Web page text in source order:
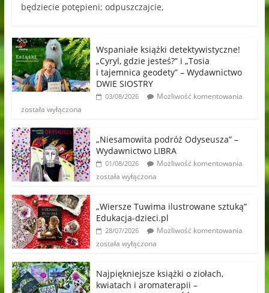
będziecie potępieni; odpuszczajcie,
Wspaniałe książki detektywistyczne!
„Cyryl, gdzie jesteś?” i „Tosia
i tajemnica geodety” – Wydawnictwo
DWIE SIOSTRY
03/08/2026
Możliwość komentowania
została wyłączona
„Niesamowita podróż Odyseusza” –
Wydawnictwo LIBRA
01/08/2026
Możliwość komentowania
została wyłączona
„Wiersze Tuwima ilustrowane sztuką”
Edukacja-dzieci.pl
28/07/2026
Możliwość komentowania
została wyłączona
Najpiękniejsze książki o ziołach,
kwiatach i aromaterapii –